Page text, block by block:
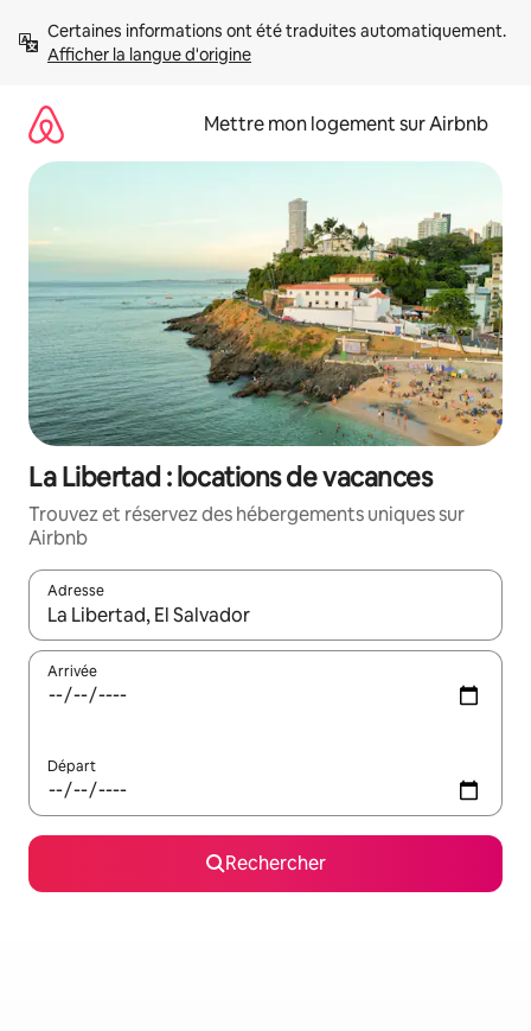
directement
Afficher la langue d'origine
Mettre mon logement sur Airbnb
La Libertad : locations de vacances
Trouvez et réservez des hébergements uniques sur
Airbnb
Adresse
Lorsque les résultats s'affichent, utilisez les flèches vers le
Arrivée
Départ
Rechercher